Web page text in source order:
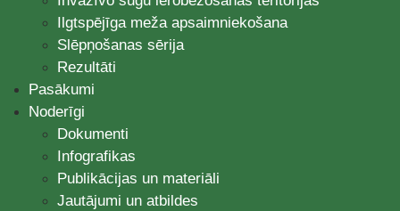
Ilgtspējīga meža apsaimniekošana
Slēpņošanas sērija
Rezultāti
Pasākumi
Noderīgi
Dokumenti
Infografikas
Publikācijas un materiāli
Jautājumi un atbildes